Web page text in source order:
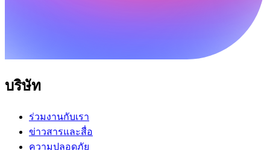
บริษัท
ร่วมงานกับเรา
ข่าวสารและสื่อ
ความปลอดภัย